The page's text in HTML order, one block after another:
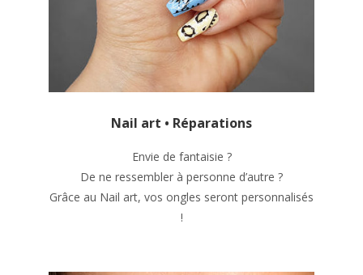
Nail art • Réparations
Envie de fantaisie ?
De ne ressembler à personne d’autre ?
Grâce au Nail art, vos ongles seront personnalisés
!